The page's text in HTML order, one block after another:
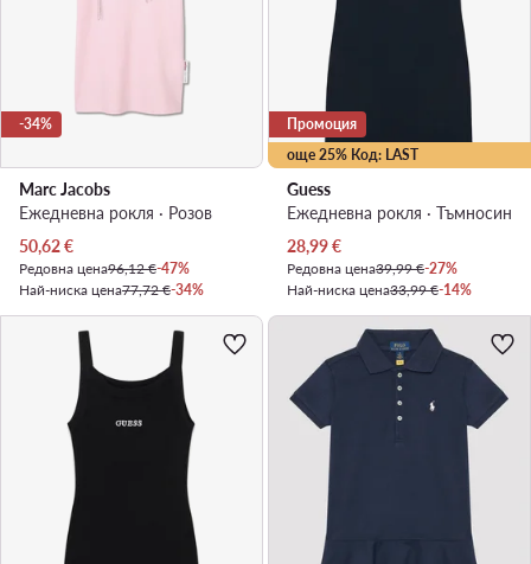
-34%
Marc Jacobs
Ежедневна рокля · Розов
Актуална цена
50,62€
Редовна цена96,12 €-47%
Най-ниска цена77,72 €-34%
още 25% Код: LAST
Промоция
Guess
Ежедневна рокля · Тъмносин
Актуална цена
28,99€
Редовна цена39,99 €-27%
Най-ниска цена33,99 €-14%